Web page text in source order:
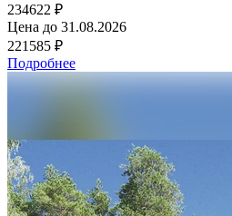
234622 ₽
Цена до 31.08.2026
221585 ₽
Подробнее